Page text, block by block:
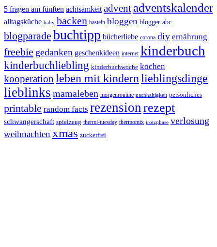
5 fragen am fünften achtsamkeit advent adventskalender
alltagsküche baby backen basteln bloggen blogger abc
blogparade buchtipp bücherliebe corona diy ernährung
freebie gedanken geschenkideen internet kinderbuch
kinderbuchliebling kinderbuchwoche kochen
kooperation leben mit kindernlieblingsdinge
lieblinks mamaleben morgenroutine nachhaltigkeit persönliches
printable random facts rezensionrezept
schwangerschaft spielzeug thermi-tuesday thermomix trotzphase verlosung
weihnachten xmas zuckerfrei